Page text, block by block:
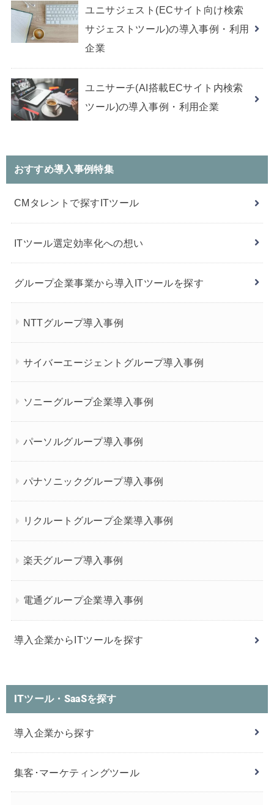
ユニサジェスト(ECサイト向け検索
サジェストツール)の導入事例・利用
企業
ユニサーチ(AI搭載ECサイト内検索
ツール)の導入事例・利用企業
おすすめ導入事例特集
CMタレントで探すITツール
ITツール選定効率化への想い
グループ企業事業から導入ITツールを探す
NTTグループ導入事例
サイバーエージェントグループ導入事例
ソニーグループ企業導入事例
パーソルグループ導入事例
パナソニックグループ導入事例
リクルートグループ企業導入事例
楽天グループ導入事例
電通グループ企業導入事例
導入企業からITツールを探す
ITツール・SaaSを探す
導入企業から探す
集客･マーケティングツール